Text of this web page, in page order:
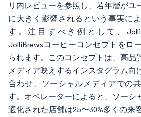
リ内レビューを参照し、若年層がユ
に大きく影響されるという事実に
す。注目すべき例として、
JolliBrewsコーヒーコンセプトをロ
られます。このコンセプトは、高品
メディア映えするインスタグラム向
合わせ、ソーシャルメディアでの
す。オペレーターによると、ソーシ
適化された店舗は25〜30%多くの来